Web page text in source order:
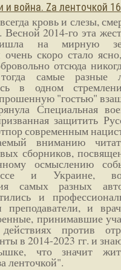
война. Zа ленточкой
кровь и слезы,
Весной 2014-го эта
на мирную
скоро стало
отсюда
самые разные
в одном
"гостью"
Специальная
защитить
современным
вниманию
сборников,
осмыслению
и Украине,
самых разных
и
преподаватели, и
принимавшие
против
в 2014-2023 гг. и
что значит
ленточкой".